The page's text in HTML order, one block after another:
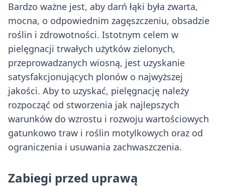
Bardzo ważne jest, aby darń łąki była zwarta,
mocna, o odpowiednim zagęszczeniu, obsadzie
roślin i zdrowotności. Istotnym celem w
pielęgnacji trwałych użytków zielonych,
przeprowadzanych wiosną, jest uzyskanie
satysfakcjonujących plonów o najwyższej
jakości. Aby to uzyskać, pielęgnację należy
rozpocząć od stworzenia jak najlepszych
warunków do wzrostu i rozwoju wartościowych
gatunkowo traw i roślin motylkowych oraz od
ograniczenia i usuwania zachwaszczenia.
Zabiegi przed uprawą